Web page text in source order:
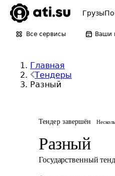
Грузы
Все сервисы Ваши
Главная
Тендеры
Разный
Тендер завершён
Разный
Государственный